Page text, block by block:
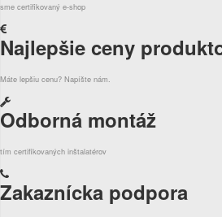
sme certifikovaný e-shop
Najlepšie ceny
Máte lepšiu cenu? Napíšte nám.
Odborná montáž
tím certifikovaných inštalatérov
Zakaznícka podpora